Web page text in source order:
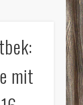
mit